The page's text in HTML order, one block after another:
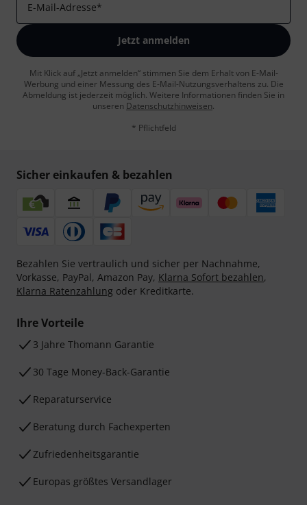
E-Mail-Adresse*
Jetzt anmelden
Mit Klick auf „Jetzt anmelden“ stimmen Sie dem Erhalt von E-Mail-
Werbung und einer Messung des E-Mail-Nutzungsverhaltens zu. Die
Abmeldung ist jederzeit möglich. Weitere Informationen finden Sie in
unseren Datenschutzhinweisen.
* Pflichtfeld
Sicher einkaufen & bezahlen
Bezahlen Sie vertraulich und sicher per Nachnahme,
Vorkasse, PayPal, Amazon Pay, Klarna Sofort bezahlen,
Klarna Ratenzahlung oder Kreditkarte.
Ihre Vorteile
3 Jahre Thomann Garantie
30 Tage Money-Back-Garantie
Reparaturservice
Beratung durch Fachexperten
Zufriedenheitsgarantie
Europas größtes Versandlager